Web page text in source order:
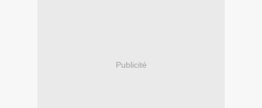
Publicité